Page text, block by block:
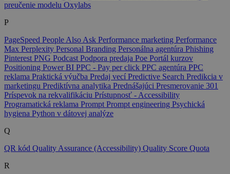
preučenie modelu Oxylabs
P
PageSpeed People Also Ask Performance marketing Performance
Max Perplexity Personal Branding Personálna agentúra Phishing
Pinterest PNG Podcast Podpora predaja Poe Portál kurzov
Positioning Power BI PPC - Pay per click PPC agentúra PPC
reklama Praktická výučba Predaj vecí Predictive Search Predikcia v
marketingu Prediktívna analytika Prednášajúci Presmerovanie 301
Príspevok na rekvalifikáciu Prístupnosť - Accessibility
Programatická reklama Prompt Prompt engineering Psychická
hygiena Python v dátovej analýze
Q
QR kód Quality Assurance (Accessibility) Quality Score Quota
R